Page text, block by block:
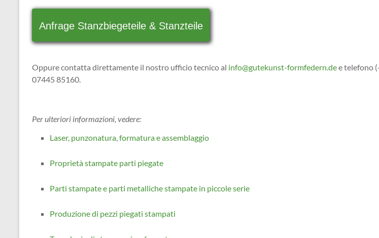
Anfrage Stanzbiegeteile & Stanzteile
Oppure contatta direttamente il nostro ufficio tecnico al info@gutekunst-formfedern.dee telefono
07445 85160.
Per ulteriori informazioni, vedere:
Laser, punzonatura, formatura e assemblaggio
Proprietà stampate parti piegate
Parti stampate e parti metalliche stampate in piccole serie
Produzione di pezzi piegati stampati